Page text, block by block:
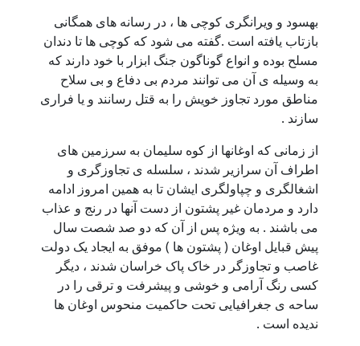
بهسود و ویرانگری کوچی ها ، در رسانه های همگانی
بازتاب یافته است .گفته می شود که کوچی ها تا دندان
مسلح بوده و انواع گوناگون جنگ ابزار با خود دارند که
به وسیله ی آن می توانند مردم بی دفاع و بی سلاح
مناطق مورد تجاوز خویش را به قتل رسانند و یا فراری
سازند .
از زمانی که اوغانها از کوه سلیمان به سرزمین های
اطراف آن سرازیر شدند ، سلسله ی تجاوزگری و
اشغالگری و چپاولگری ایشان تا به همین امروز ادامه
دارد و مردمان غیر پشتون از دست آنها در رنج و عذاب
می باشند . به ویژه پس از آن که دو صد شصت سال
پیش قبایل اوغان ( پشتون ها ) موفق به ایجاد یک دولت
غاصب و تجاوزگر در خاک پاک خراسان شدند ، دیگر
کسی رنگ آرامی و خوشی و پیشرفت و ترقی را در
ساحه ی جغرافیایی تحت حاکمیت منحوس اوغان ها
ندیده است .